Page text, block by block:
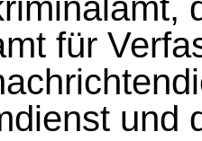
für
und